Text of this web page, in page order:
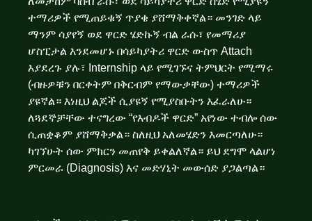
ተማሪዎች የሚጠይቁኝ ጥያቄ ያሸማቅቀኛል። መንገድ ላይ
ማንም ሳያየኝ ወደ ዋርድ ሄድኩኝ ብል ራሱ፣ የመማሪያ
ሆስፒታል እንደመሆኑ በሳይካያትሪ ዋርድ ውስጥ Attach
እያደረጉ ያሉ፣ Internship ላይ የሚገኙና ትምህርት የሚማሩ
(ብዙዎቹን በርቀትም በቅርብም የማውቃቸው) ተማሪዎች
ያዩኛል። እነዚህ ልጆች ሲያዩኝ የሚያስቡትን እፈራለሁ።
ለጓደኞቻቸው ተናግረው “የእብዶች ዋርድ” አየነው ተብሎ ሰው
ሲጠቋቆም ያሸማቅቃል። ስለዚህ አለመሄድን እመርጣለሁ።
ካገኘሁት ሰው ምክርን መጠየቅ ይቀልለኛል። ይህ ደግሞ ላልሆነ
ምርመራ (Diagnosis) እና መድሃኒት መውሰድ ያጋልጣል።